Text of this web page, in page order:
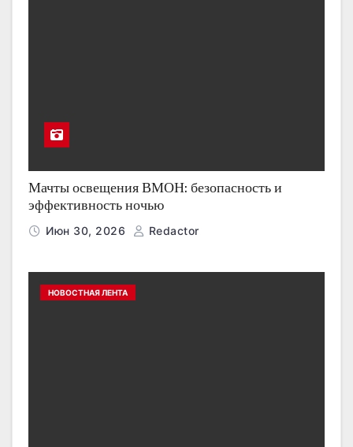
Мачты освещения ВМОН: безопасность и
эффективность ночью
Июн 30, 2026 Redactor
НОВОСТНАЯ ЛЕНТА